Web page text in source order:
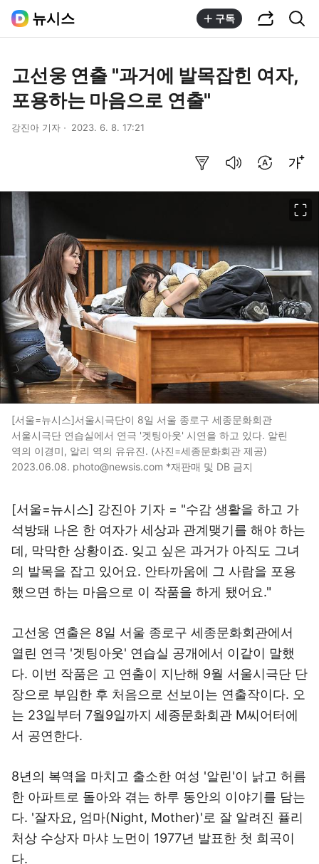
뉴시스 구독
고선웅 연출 "과거에 발목잡힌 여자,
포용하는 마음으로 연출"
강진아 기자 2023. 6. 8. 17:21
[서울=뉴시스]서울시극단이 8일 서울 종로구 세종문화회관
서울시극단 연습실에서 연극 '겟팅아웃' 시연을 하고 있다. 알린
역의 이경미, 알리 역의 유유진. (사진=세종문화회관 제공)
2023.06.08. photo@newsis.com *재판매 및 DB 금지
[서울=뉴시스] 강진아 기자 = "수감 생활을 하고 가
석방돼 나온 한 여자가 세상과 관계맺기를 해야 하는
데, 막막한 상황이죠. 잊고 싶은 과거가 아직도 그녀
의 발목을 잡고 있어요. 안타까움에 그 사람을 포용
했으면 하는 마음으로 이 작품을 하게 됐어요."
고선웅 연출은 8일 서울 종로구 세종문화회관에서
열린 연극 '겟팅아웃' 연습실 공개에서 이같이 말했
다. 이번 작품은 고 연출이 지난해 9월 서울시극단 단
장으로 부임한 후 처음으로 선보이는 연출작이다. 오
는 23일부터 7월9일까지 세종문화회관 M씨어터에
서 공연한다.
8년의 복역을 마치고 출소한 여성 '알린'이 낡고 허름
한 아파트로 돌아와 겪는 하루 동안의 이야기를 담는
다. '잘자요, 엄마(Night, Mother)'로 잘 알려진 퓰리
처상 수상자 마샤 노먼이 1977년 발표한 첫 희곡이
다.